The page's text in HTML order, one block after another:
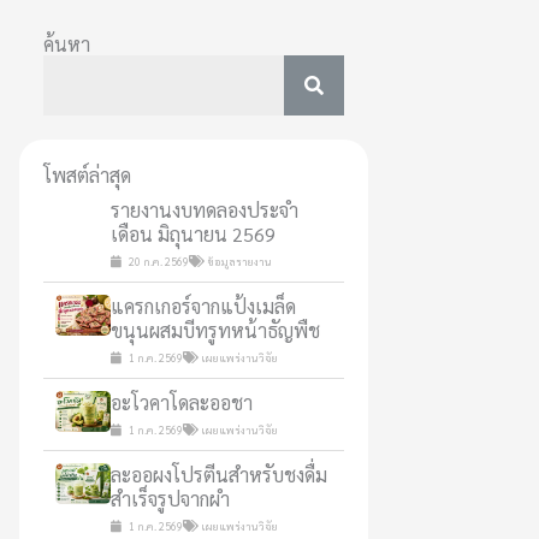
ค้นหา
โพสต์ล่าสุด
รายงานงบทดลองประจำ
เดือน มิถุนายน 2569
20 ก.ค. 2569 ข้อมูลรายงาน
แครกเกอร์จากแป้งเมล็ด
ขนุนผสมบีทรูทหน้าธัญพืช
1 ก.ค. 2569 เผยแพร่งานวิจัย
อะโวคาโดละออชา
1 ก.ค. 2569 เผยแพร่งานวิจัย
ละออผงโปรตีนสำหรับชงดื่ม
สำเร็จรูปจากผำ
1 ก.ค. 2569 เผยแพร่งานวิจัย